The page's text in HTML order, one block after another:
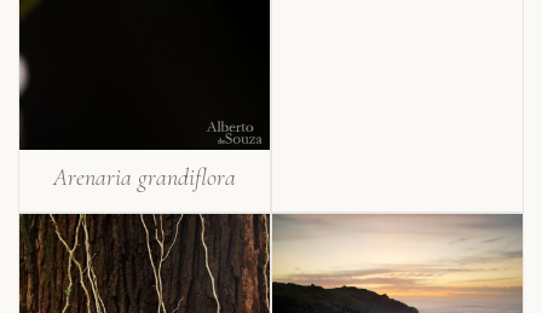
Arenaria grandiflora